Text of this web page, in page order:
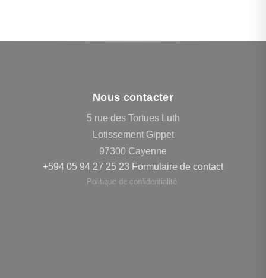
Nous contacter
5 rue des Tortues Luth
Lotissement Gippet
97300 Cayenne
+594 05 94 27 25 23 Formulaire de contact
Politique de confidentialité